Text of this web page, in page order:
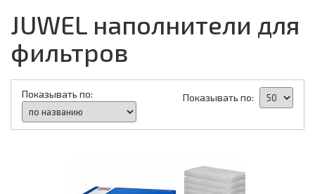
JUWEL наполнители для
фильтров
Показывать по:
Показывать по: